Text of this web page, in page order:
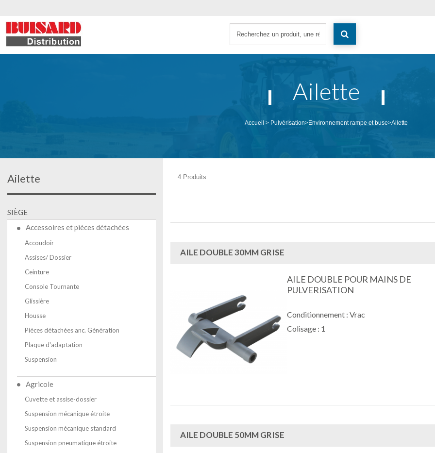
Ailette
Accueil > Pulvérisation>Environnement rampe et buse>Ailette
Ailette
SIÈGE
Accessoires et pièces détachées
Accoudoir
Assises/ Dossier
Ceinture
Console Tournante
Glissière
Housse
Pièces détachées anc. Génération
Plaque d'adaptation
Suspension
Agricole
Cuvette et assise-dossier
Suspension mécanique étroite
Suspension mécanique standard
Suspension pneumatique étroite
4 Produits
AILE DOUBLE 30MM GRISE
AILE DOUBLE POUR MAINS DE
PULVERISATION
Conditionnement : Vrac
Colisage : 1
AILE DOUBLE 50MM GRISE